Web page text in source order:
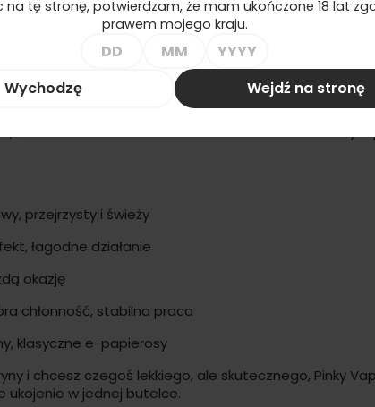
20mg
który łączy klasyczny smak czarnej herbaty z
świeża i dobrze zbalansowana. Bez nadmiaru
przejrzysty i świeży
łagodne działanie
okazję
chłonność, stabilna praca
klasyczne e-papierosy
i chcesz czegoś lekkiego, ale skutecznego, Pinky
ukojenie w jednej butelce.
na tę stronę, potwierdzam, że mam ukończone 18 lat
prawem mojego kraju.
Wejdź na stronę
Wychodzę